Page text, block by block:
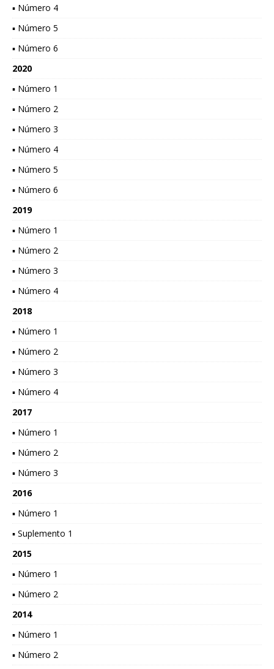
▪ Número 4
▪ Número 5
▪ Número 6
2020
▪ Número 1
▪ Número 2
▪ Número 3
▪ Número 4
▪ Número 5
▪ Número 6
2019
▪ Número 1
▪ Número 2
▪ Número 3
▪ Número 4
2018
▪ Número 1
▪ Número 2
▪ Número 3
▪ Número 4
2017
▪ Número 1
▪ Número 2
▪ Número 3
2016
▪ Número 1
▪ Suplemento 1
2015
▪ Número 1
▪ Número 2
2014
▪ Número 1
▪ Número 2